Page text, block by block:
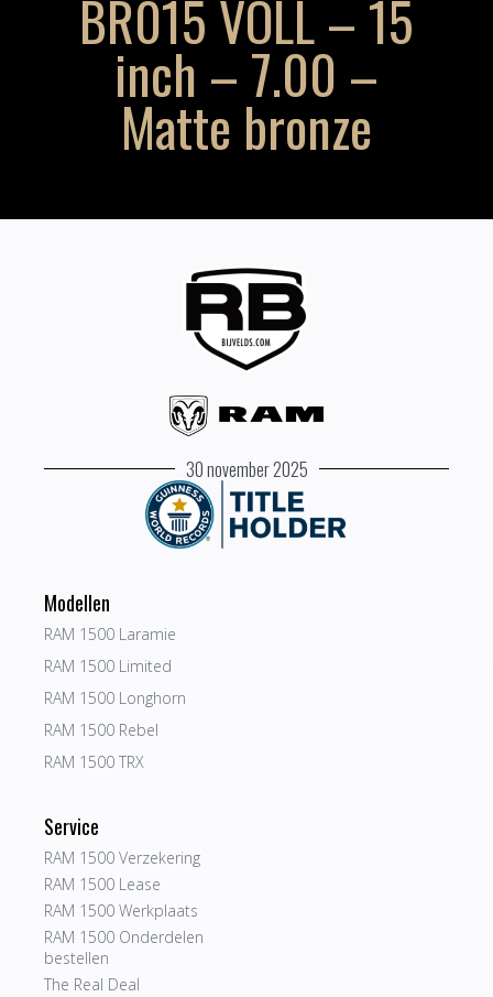
BR015 VOLL – 15
inch – 7.00 –
Matte bronze
30 november 2025
Modellen
RAM 1500 Laramie
RAM 1500 Limited
RAM 1500 Longhorn
RAM 1500 Rebel
RAM 1500 TRX
Service
RAM 1500 Verzekering
RAM 1500 Lease
RAM 1500 Werkplaats
RAM 1500 Onderdelen
bestellen
The Real Deal